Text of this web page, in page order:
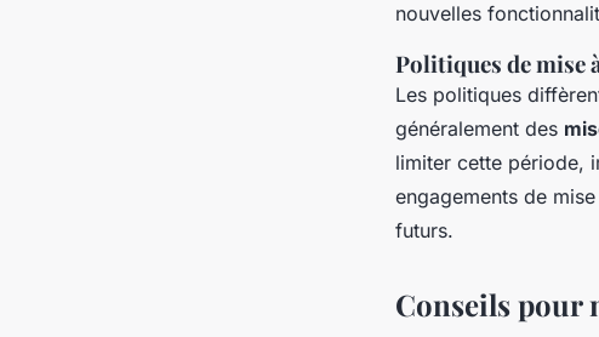
nouvelles
Politiques de mise
Les politiques
généralement des
limiter cette période,
engagements de
futurs.
Conseils pour